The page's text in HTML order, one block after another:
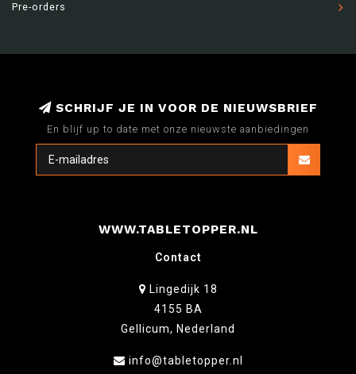
Pre-orders
SCHRIJF JE IN VOOR DE NIEUWSBRIEF
En blijf up to date met onze nieuwste aanbiedingen
WWW.TABLETOPPER.NL
Contact
Lingedijk 18
4155 BA
Gellicum, Nederland
info@tabletopper.nl